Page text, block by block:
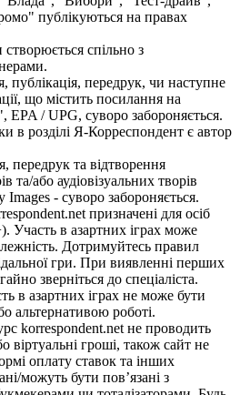
публікуються на правах
спільно з
публікація, передрук, чи наступне
що містить посилання на
EPA / UPG, суворо забороняється.
в розділі Я-Корреспондент є автор
передрук та відтворення
та/або аудіовізуальних творів
- суворо забороняється.
призначені для осіб
Участь в азартних іграх може
Дотримуйтесь правил
гри. При виявленні перших
зверніться до спеціаліста.
в азартних іграх не може бути
альтернативою роботі.
korrespondent.net не проводить
віртуальні гроші, також сайт не
оплату ставок та інших
можуть бути пов’язані з